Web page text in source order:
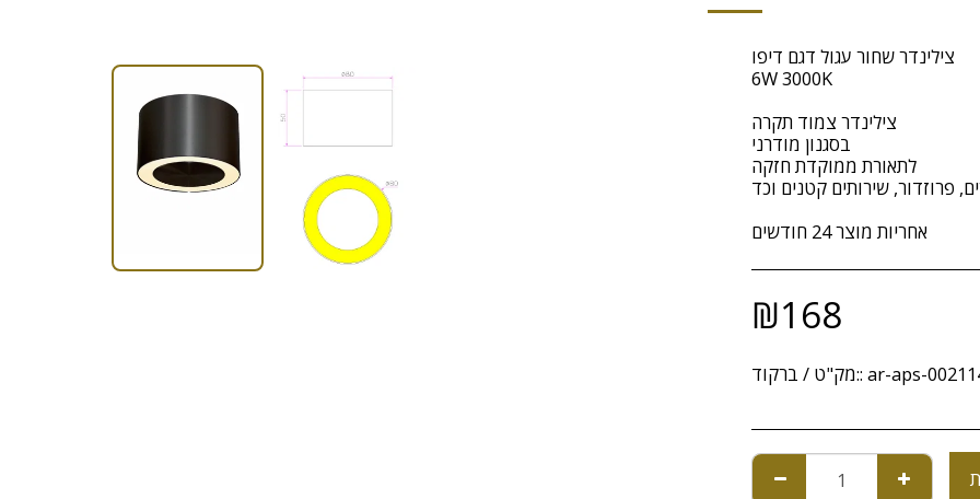
צילינדר שחור עגול דגם דיפו
6W 3000K
צילינדר צמוד תקרה
בסגנון מודרני
לתאורת ממוקדת חזקה
פרוזדור, שירותים קטנים וכד’
אחריות מוצר 24 חודשים
₪168
מק"ט / ברקוד:: ar-aps-